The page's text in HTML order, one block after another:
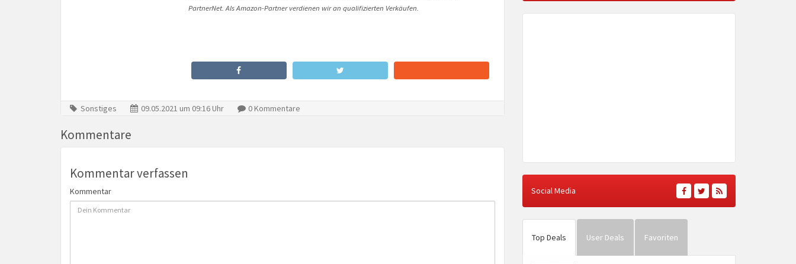
PartnerNet. Als Amazon-Partner verdienen wir an qualifizierten Verkäufen.
Sonstiges 09.05.2021 um 09:16 Uhr 0 Kommentare
Kommentare
Kommentar verfassen
Kommentar Social Media
Top Deals User Deals Favoriten